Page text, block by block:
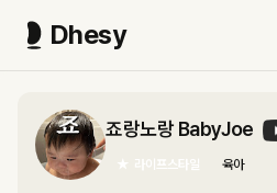
Dhesy
죠랑노랑 BabyJoe
★ 라이프스타일 육아